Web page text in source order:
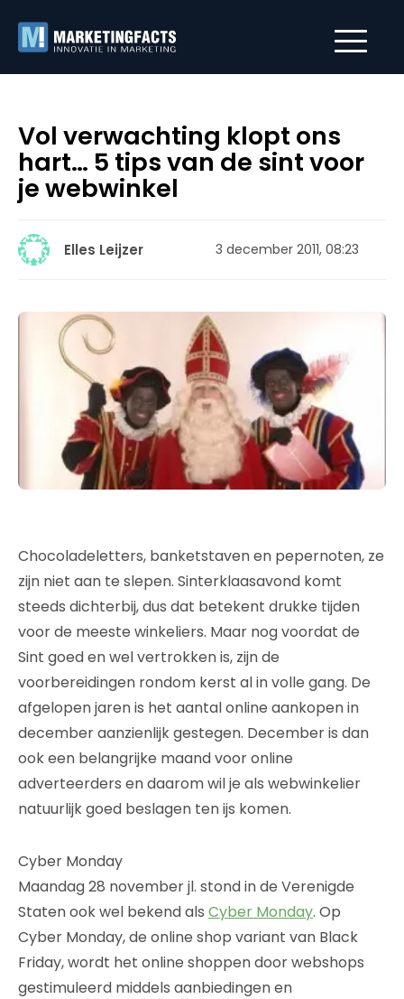
Vol verwachting klopt ons
hart… 5 tips van de sint voor
je webwinkel
Elles Leijzer 3 december 2011, 08:23
Chocoladeletters, banketstaven en pepernoten, ze
zijn niet aan te slepen. Sinterklaasavond komt
steeds dichterbij, dus dat betekent drukke tijden
voor de meeste winkeliers. Maar nog voordat de
Sint goed en wel vertrokken is, zijn de
voorbereidingen rondom kerst al in volle gang. De
afgelopen jaren is het aantal online aankopen in
december aanzienlijk gestegen. December is dan
ook een belangrijke maand voor online
adverteerders en daarom wil je als webwinkelier
natuurlijk goed beslagen ten ijs komen.
Cyber Monday
Maandag 28 november jl. stond in de Verenigde
Staten ook wel bekend als Cyber Monday. Op
Cyber Monday, de online shop variant van Black
Friday, wordt het online shoppen door webshops
gestimuleerd middels aanbiedingen en